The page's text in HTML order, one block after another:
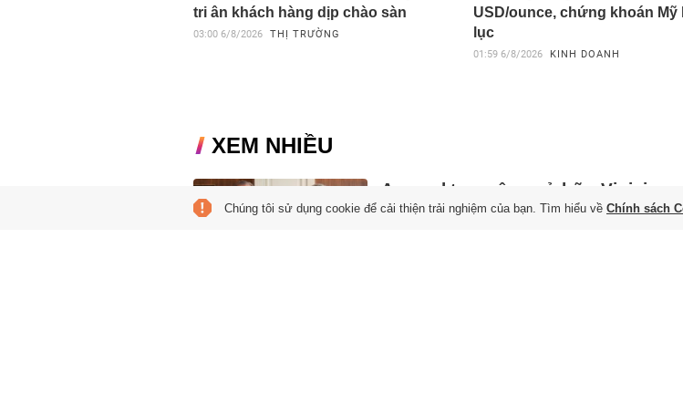
tri ân khách hàng dịp chào sàn
03:00 6/8/2026 THỊ TRƯỜNG
USD/ounce, chứng khoán Mỹ
lục
01:59 6/8/2026 KINH DOANH
XEM NHIỀU
Arsenal tan mộng sở hữu Vinicius
04:55 7/8/2026
Chúng tôi sử dụng cookie để cải thiện trải nghiệm của bạn. Tìm hiểu về Chính sách